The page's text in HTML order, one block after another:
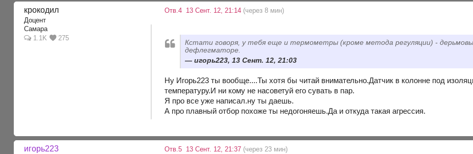
крокодил
Доцент
Самара
1.1K
275
Отв.4 13 Сент. 12, 21:14 (через 8 мин)
Кстати говоря, у тебя еще и термометры (кроме метода регуляции) -
дефлегматоре.
игорь223, 13 Сент. 12, 21:03
Ну Игорь223 ты вообще....Ты хотя бы читай внимательно.Датчик в колонне под
температуру.И ни кому не насоветуй его сувать в пар.
Я про все уже написал.ну ты даешь.
А про плавный отбор похоже ты недогоняешь.Да и откуда такая агрессия.
игорь223 Отв.5 13 Сент. 12, 21:37 (через 23 мин)